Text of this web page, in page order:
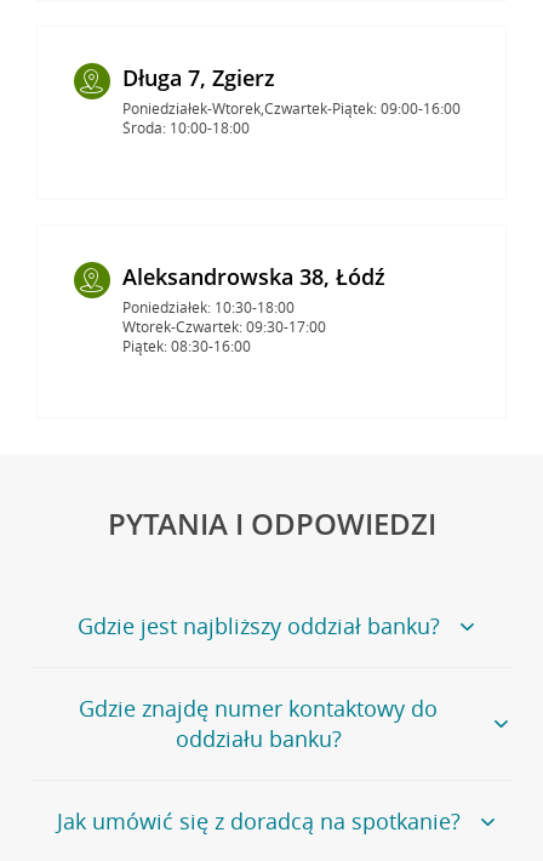
Długa 7, Zgierz
Poniedziałek-Wtorek,Czwartek-Piątek: 09:00-16:00
Środa: 10:00-18:00
Aleksandrowska 38, Łódź
Poniedziałek: 10:30-18:00
Wtorek-Czwartek: 09:30-17:00
Piątek: 08:30-16:00
PYTANIA I ODPOWIEDZI
Gdzie jest najbliższy oddział banku?
Jeśli szukasz oddziału naszego banku, zapraszamy na
stronęPlacówki i bankomaty, na której znajduje się
wygodna wyszukiwarka.
oddziałów
Gdzie znajdę numer kontaktowy do
oddziału banku?
Bank Credit Agricole nie udostępnia ogólnego numeru
telefonu do placówki bankowej.
Jak umówić się z doradcą na spotkanie?